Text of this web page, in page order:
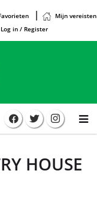
Mijn vereisten
Log in / Register
HOUSE